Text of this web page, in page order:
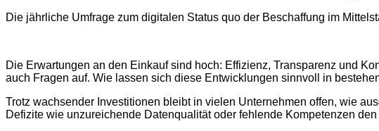
Die jährliche Umfrage zum digitalen Status quo der Beschaffung im
Die Erwartungen an den Einkauf sind hoch: Effizienz, Transparenz und
auch Fragen auf. Wie lassen sich diese Entwicklungen sinnvoll in
Trotz wachsender Investitionen bleibt in vielen Unternehmen offen, wie
Defizite wie unzureichende Datenqualität oder fehlende Kompetenzen